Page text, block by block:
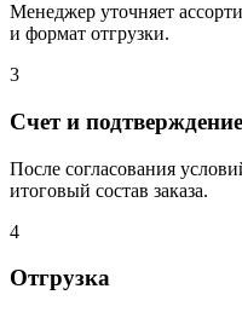
Менеджер уточняет
и формат отгрузки.
3
Счет и подтверждение
После согласования
итоговый состав заказа.
4
Отгрузка